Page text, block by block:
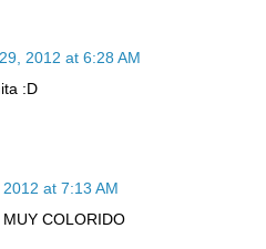
2012 at 6:28 AM
:D
at 7:13 AM
COLORIDO